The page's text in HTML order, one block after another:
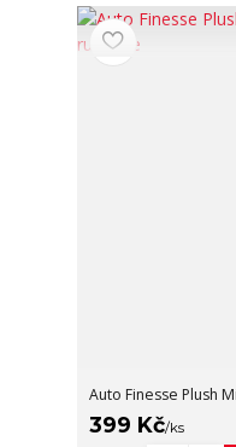
Auto Finesse Plush
399 Kč/ks